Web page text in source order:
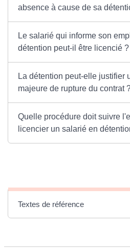
absence à cause de sa
Le salarié qui informe son
détention peut-il être licencié ?
La détention peut-elle justifier
majeure de rupture du contrat
Quelle procédure doit suivre
licencier un salarié en
Textes de référence